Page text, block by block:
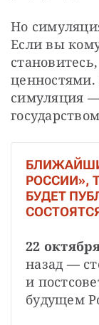
Но
Если вы
симуляция
РОССИИ»,
БУДЕТ
22
назад —
и
будущем